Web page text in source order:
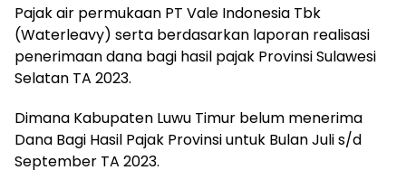
Pajak air permukaan PT Vale Indonesia Tbk
(Waterleavy) serta berdasarkan laporan realisasi
penerimaan dana bagi hasil pajak Provinsi Sulawesi
Selatan TA 2023.
Dimana Kabupaten Luwu Timur belum menerima
Dana Bagi Hasil Pajak Provinsi untuk Bulan Juli s/d
September TA 2023.